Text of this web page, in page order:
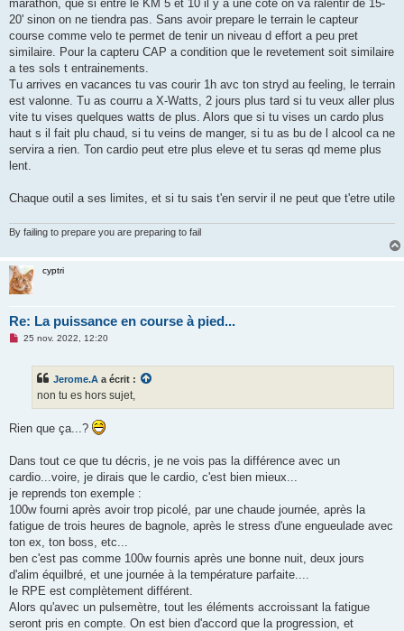
marathon, que si entre le KM 5 et 10 il y a une cote on va ralentir de 15-
20' sinon on ne tiendra pas. Sans avoir prepare le terrain le capteur
course comme velo te permet de tenir un niveau d effort a peu pret
similaire. Pour la capteru CAP a condition que le revetement soit similaire
a tes sols t entrainements.
Tu arrives en vacances tu vas courir 1h avc ton stryd au feeling, le terrain
est valonne. Tu as courru a X-Watts, 2 jours plus tard si tu veux aller plus
vite tu vises quelques watts de plus. Alors que si tu vises un cardo plus
haut s il fait plu chaud, si tu veins de manger, si tu as bu de l alcool ca ne
servira a rien. Ton cardio peut etre plus eleve et tu seras qd meme plus
lent.
Chaque outil a ses limites, et si tu sais t'en servir il ne peut que t'etre utile
By failing to prepare you are preparing to fail
cyptri
Re: La puissance en course à pied...
M
o
n
u
25 nov. 2022, 12:20
Jerome.A a écrit :
non tu es hors sujet,
Rien que ça...?
Dans tout ce que tu décris, je ne vois pas la différence avec un
cardio...voire, je dirais que le cardio, c'est bien mieux...
je reprends ton exemple :
100w fourni après avoir trop picolé, par une chaude journée, après la
fatigue de trois heures de bagnole, après le stress d'une engueulade avec
ton ex, ton boss, etc...
ben c'est pas comme 100w fournis après une bonne nuit, deux jours
d'alim équilbré, et une journée à la température parfaite....
le RPE est complètement différent.
Alors qu'avec un pulsemètre, tout les éléments accroissant la fatigue
seront pris en compte. On est bien d'accord que la progression, et